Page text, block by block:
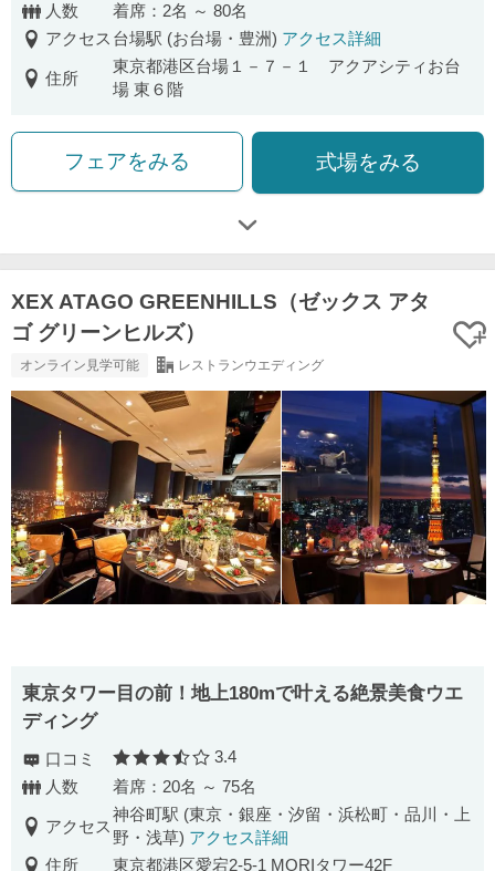
人数
着席：2名 ～ 80名
アクセス 台場駅 (お台場・豊洲) アクセス詳細
住所
東京都港区台場１－７－１ アクアシティお台
場 東６階
フェアをみる 式場をみる
XEX ATAGO GREENHILLS（ゼックス アタ
ゴ グリーンヒルズ）
オンライン見学可能 レストランウエディング
東京タワー目の前！地上180mで叶える絶景美食ウエ
ディング
口コミ 口コミ評価
3.4
人数
着席：20名 ～ 75名
アクセス
神谷町駅 (東京・銀座・汐留・浜松町・品川・上
野・浅草) アクセス詳細
住所
東京都港区愛宕2-5-1 MORIタワー42F